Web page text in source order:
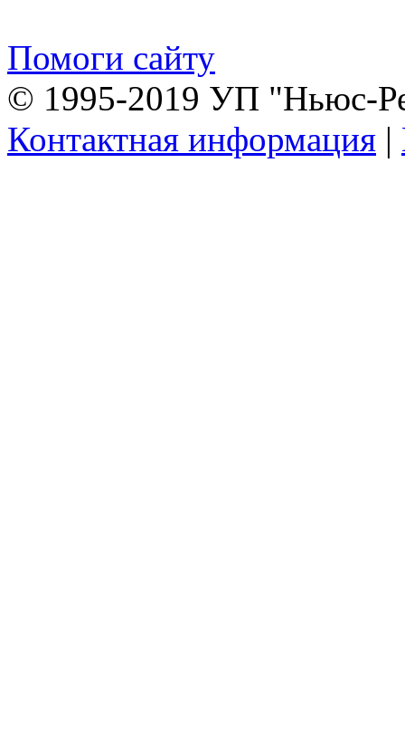
Помоги сайту
© 1995-2019 УП "Ньюс-
Контактная информация |